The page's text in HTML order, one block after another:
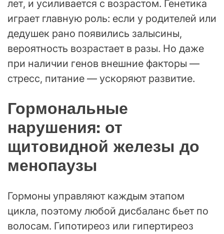
лет, и усиливается с возрастом. Генетика
играет главную роль: если у родителей или
дедушек рано появились залысины,
вероятность возрастает в разы. Но даже
при наличии генов внешние факторы —
стресс, питание — ускоряют развитие.
Гормональные
нарушения: от
щитовидной железы до
менопаузы
Гормоны управляют каждым этапом
цикла, поэтому любой дисбаланс бьет по
волосам. Гипотиреоз или гипертиреоз